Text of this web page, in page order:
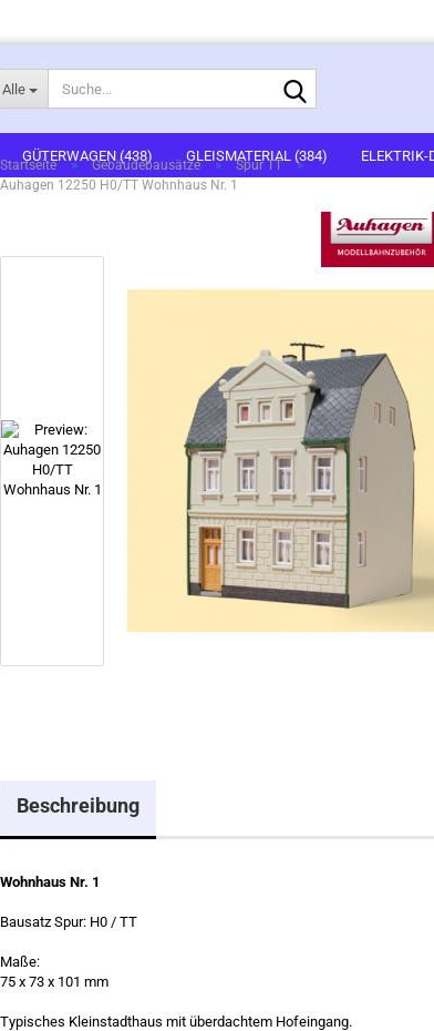
Passwort vergessen?
Alle
GÜTERWAGEN (438) GLEISMATERIAL (384)
Startseite » Gebäudebausätze » Spur TT »
Auhagen 12250 H0/TT Wohnhaus Nr. 1
Beschreibung
Wohnhaus Nr. 1
Bausatz Spur: H0 / TT
Maße:
75 x 73 x 101 mm
Typisches Kleinstadthaus mit überdachtem Hofeingang.